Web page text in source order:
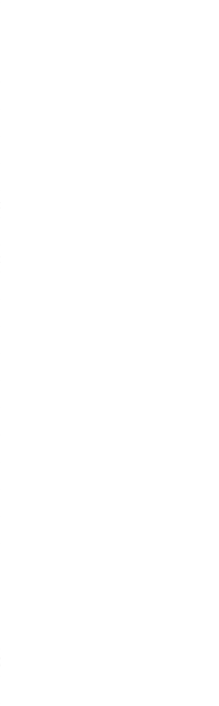
5GHz
5x Gigabit Ethernet ports (with
90ºC
(dBm)